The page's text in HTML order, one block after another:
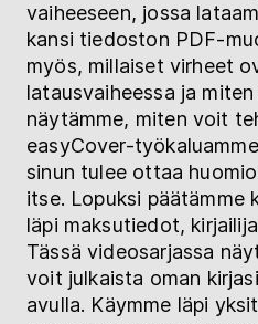
vaiheeseen, jossa
kansi tiedoston PDF-
myös, millaiset virheet
latausvaiheessa ja
näytämme, miten voit
easyCover-
sinun tulee ottaa
itse. Lopuksi päätämme
läpi maksutiedot,
Tässä videosarjassa
voit julkaista oman
avulla. Käymme läpi